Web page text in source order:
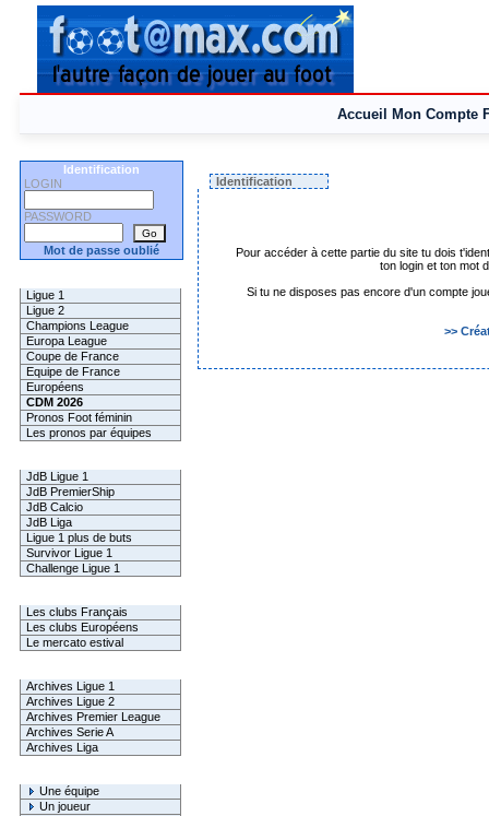
Accueil Mon Compte
Identification
LOGIN
PASSWORD
Mot de passe oublié
Ligue 1
Ligue 2
Champions League
Europa League
Coupe de France
Equipe de France
Européens
CDM 2026
Pronos Foot féminin
Les pronos par équipes
JdB Ligue 1
JdB PremierShip
JdB Calcio
JdB Liga
Ligue 1 plus de buts
Survivor Ligue 1
Challenge Ligue 1
Les clubs Français
Les clubs Européens
Le mercato estival
Archives Ligue 1
Archives Ligue 2
Archives Premier League
Archives Serie A
Archives Liga
Une équipe
Un joueur
Identification
Pour accéder à cette partie du site tu dois
ton login et ton mot
Si tu ne disposes pas encore d'un compte
>>